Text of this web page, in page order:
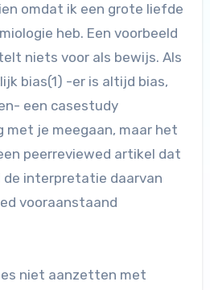
omdat ik een grote liefde
heb. Een voorbeeld
niets voor als bewijs. Als
bias(1) -er is altijd bias,
een casestudy
met je meegaan, maar het
peerreviewed artikel dat
interpretatie daarvan
vooraanstaand
niet aanzetten met